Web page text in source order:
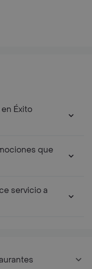
Éxito
que
servicio a